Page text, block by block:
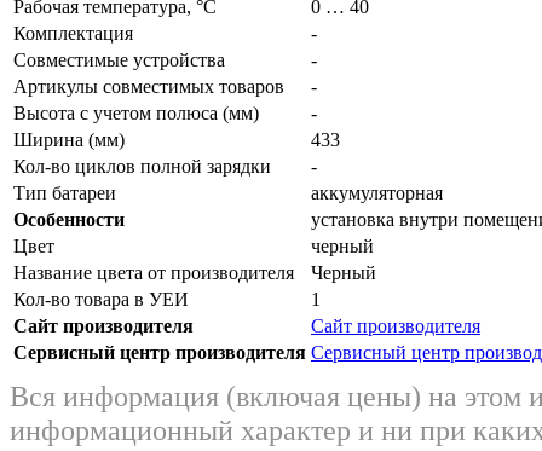
Рабочая температура, °С
0 … 40
Комплектация
-
Совместимые устройства
-
Артикулы совместимых товаров
-
Высота с учетом полюса (мм)
-
Ширина (мм)
433
Кол-во циклов полной зарядки
-
Тип батареи
аккумуляторная
Особенности
установка внутри
Цвет
черный
Название цвета от производителя
Черный
Кол-во товара в УЕИ
1
Сайт производителя
Сайт производителя
Сервисный центр производителя Сервисный центр
Вся информация (включая цены) на этом
информационный характер и ни при